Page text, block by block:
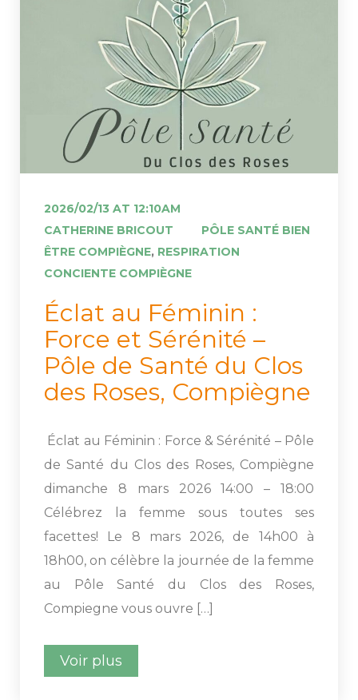
2026/02/13 AT 12:10AM
CATHERINE BRICOUT
PÔLE SANTÉ BIEN
ÊTRE COMPIÈGNE, RESPIRATION
CONCIENTE COMPIÈGNE
Éclat au Féminin :
Force et Sérénité –
Pôle de Santé du Clos
des Roses, Compiègne
Éclat au Féminin : Force & Sérénité – Pôle
de Santé du Clos des Roses, Compiègne
dimanche 8 mars 2026 14:00 – 18:00
Célébrez la femme sous toutes ses
facettes! Le 8 mars 2026, de 14h00 à
18h00, on célèbre la journée de la femme
au Pôle Santé du Clos des Roses,
Compiegne vous ouvre […]
Voir plu